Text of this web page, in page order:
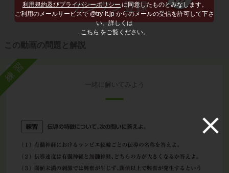
利用規約及びプライバシーポリシー に同意したものとみなします。
ご利用のメールサービスで @try-it.jp からのメールの受信を許可して下さ
い。詳しくは
こちら をご覧ください。
この動画の問題と解説
練習
一緒に解いてみよう